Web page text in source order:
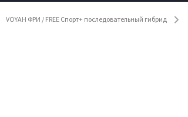
VOYAH ФРИ / FREE Спорт+ последовательный гибрид